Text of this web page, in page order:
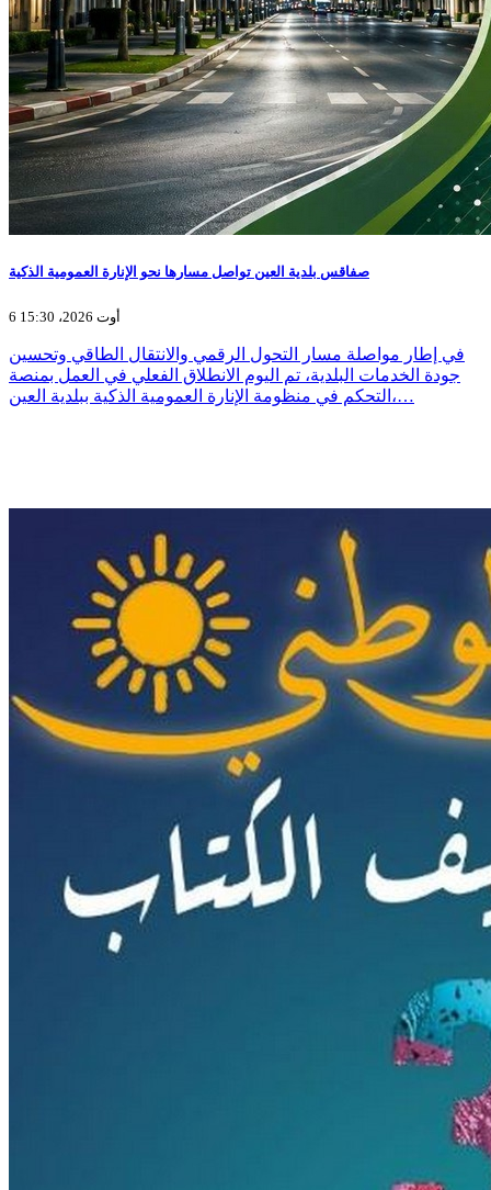
صفاقس بلدية العين تواصل مسارها نحو الإنارة العمومية الذكية
6 أوت 2026، 15:30
في إطار مواصلة مسار التحول الرقمي والانتقال الطاقي وتحسين
جودة الخدمات البلدية، تم اليوم الانطلاق الفعلي في العمل بمنصة
التحكم في منظومة الإنارة العمومية الذكية ببلدية العين،…